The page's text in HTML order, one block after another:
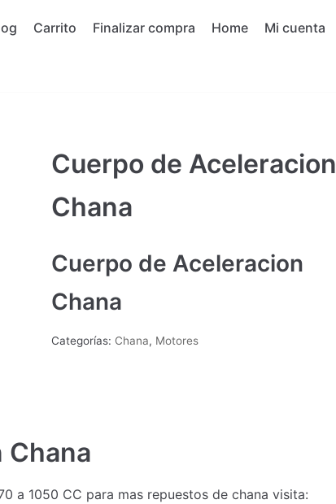
Carrito Finalizar compra Home Mi cuenta
Cuerpo de Aceleracion
Chana
Cuerpo de Aceleracion
Chana
Categorías: Chana, Motores
Chana
a 1050 CC para mas repuestos de chana visita: